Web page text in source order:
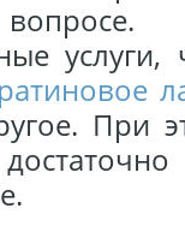
При